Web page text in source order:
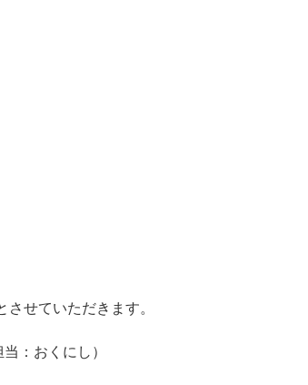
せていただきます。
：おくにし）